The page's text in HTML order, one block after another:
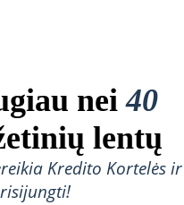
nei40
lentų
Kredito Kortelės ir